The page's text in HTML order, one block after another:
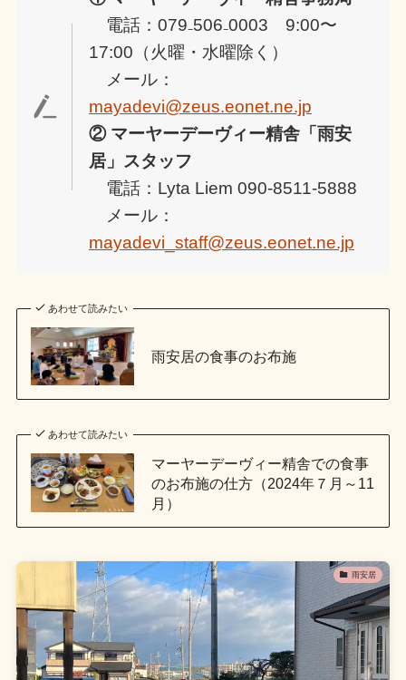
電話：079₋506₋0003 9:00〜
17:00（火曜・水曜除く）
メール：
mayadevi@zeus.eonet.ne.jp
② マーヤーデーヴィー精舎「雨安
居」スタッフ
電話：Lyta Liem 090-8511-5888
メール：
mayadevi_staff@zeus.eonet.ne.jp
あわせて読みたい
雨安居の食事のお布施
あわせて読みたい
マーヤーデーヴィー精舎での食事
のお布施の仕方（2024年７月～11
月）
雨安居